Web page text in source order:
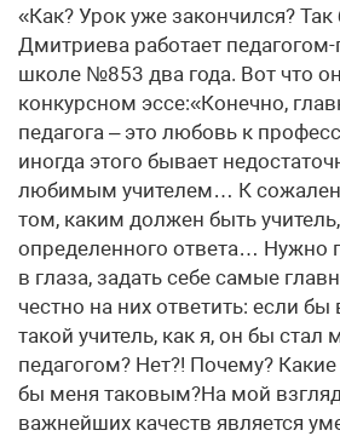
«Как? Урок уже закончился?
Дмитриева работает
школе №853 два года. Вот что
конкурсном эссе:«Конечно,
педагога – это любовь к
иногда этого бывает
любимым учителем… К
том, каким должен быть
определенного ответа… Нужно
в глаза, задать себе самые
честно на них ответить: если
такой учитель, как я, он бы
педагогом? Нет?! Почему?
бы меня таковым?На мой
важнейших качеств является